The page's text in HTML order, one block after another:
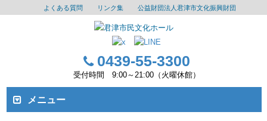
よくある質問 リンク集 公益財団法人君津市文化振興財団
0439-55-3300
受付時間 9:00～21:00（火曜休館）
メニュー